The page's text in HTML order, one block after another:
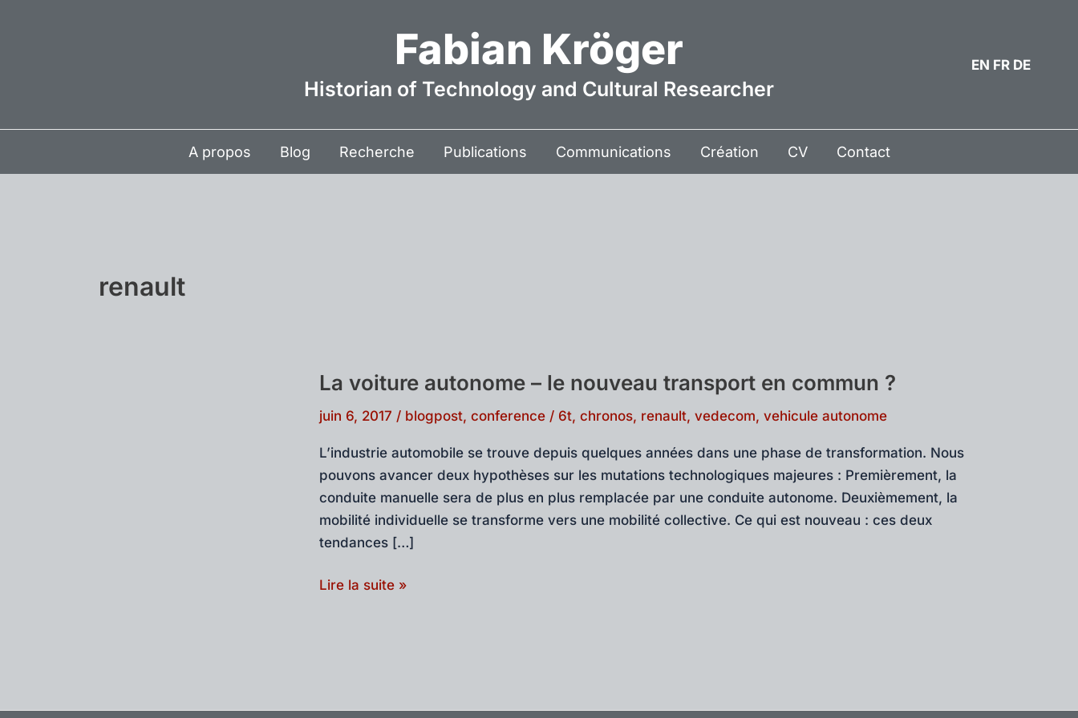
Fabian Kröger
Historian of Technology and Cultural Researcher
EN FR DE
A propos Blog Recherche Publications Communications Création CV Contact
renault
La voiture autonome – le nouveau transport en commun ?
juin 6, 2017 / blogpost, conference/ 6t, chronos, renault, vedecom, vehicule autonome
L’industrie automobile se trouve depuis quelques années dans une phase de transformation. Nous
pouvons avancer deux hypothèses sur les mutations technologiques majeures : Premièrement, la
conduite manuelle sera de plus en plus remplacée par une conduite autonome. Deuxièmement, la
mobilité individuelle se transforme vers une mobilité collective. Ce qui est nouveau : ces deux
tendances […]
La
Lire la suite »